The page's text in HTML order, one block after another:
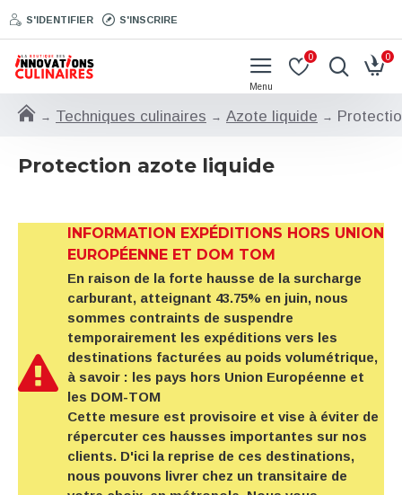
S'IDENTIFIER S'INSCRIRE
0 0
Techniques culinaires Azote liquide
Protection azote liquide
INFORMATION EXPÉDITIONS HORS UNION
EUROPÉENNE ET DOM TOM
En raison de la forte hausse de la surcharge
carburant, atteignant 43.75% en juin, nous
sommes contraints de suspendre
temporairement les expéditions vers les
destinations facturées au poids volumétrique,
à savoir : les pays hors Union Européenne et
les DOM-TOM
Cette mesure est provisoire et vise à éviter de
répercuter ces hausses importantes sur nos
clients. D'ici la reprise de ces destinations,
nous pouvons livrer chez un transitaire de